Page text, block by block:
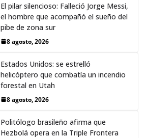
El pilar silencioso: Falleció Jorge Messi,
el hombre que acompañó el sueño del
pibe de zona sur
8 agosto, 2026
Estados Unidos: se estrelló
helicóptero que combatía un incendio
forestal en Utah
8 agosto, 2026
Politólogo brasileño afirma que
Hezbolá opera en la Triple Frontera